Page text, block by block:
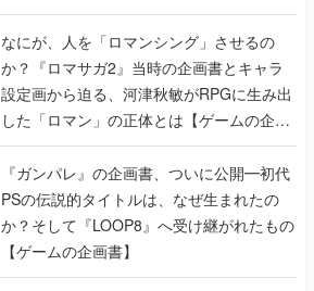
書】
なにが、人を「ロマンシング」させるの
か？『ロマサガ2』当時の企画書とキャラ
設定画から迫る、河津秋敏がRPGに生み出
した「ロマン」の正体とは【ゲームの企画
書】
『ガンパレ』の企画書、ついに公開━初代
PSの伝説的タイトルは、なぜ生まれたの
か？そして『LOOP8』へ受け継がれたもの
【ゲームの企画書】